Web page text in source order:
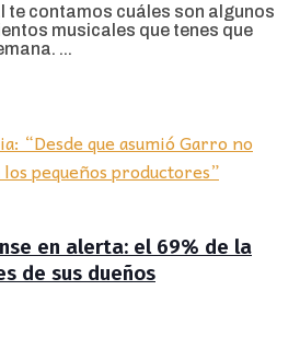
te contamos cuáles son algunos
musicales que tenes que
...
en alerta: el 69% de la
de sus dueños